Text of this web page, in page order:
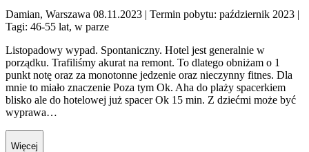
Damian, Warszawa 08.11.2023 | Termin pobytu: październik 2023 |
Tagi: 46-55 lat, w parze
Listopadowy wypad. Spontaniczny. Hotel jest generalnie w
porządku. Trafiliśmy akurat na remont. To dlatego obniżam o 1
punkt notę oraz za monotonne jedzenie oraz nieczynny fitnes. Dla
mnie to miało znaczenie Poza tym Ok. Aha do plaży spacerkiem
blisko ale do hotelowej już spacer Ok 15 min. Z dziećmi może być
wyprawa…
Więcej